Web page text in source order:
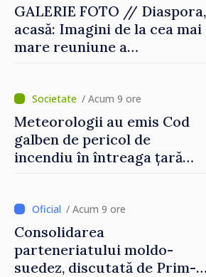
GALERIE FOTO // Diaspora,
acasă: Imagini de la cea mai
mare reuniune a
/ Acum 9 ore
Meteorologii au emis Cod
galben de pericol de
incendiu în întreaga țară
/ Acum 9 ore
Consolidarea
parteneriatului moldo-
suedez, discutată de Prim-